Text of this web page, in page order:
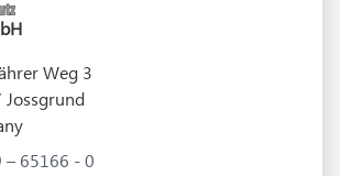
Weg 3
Jossgrund
– 65166 - 0